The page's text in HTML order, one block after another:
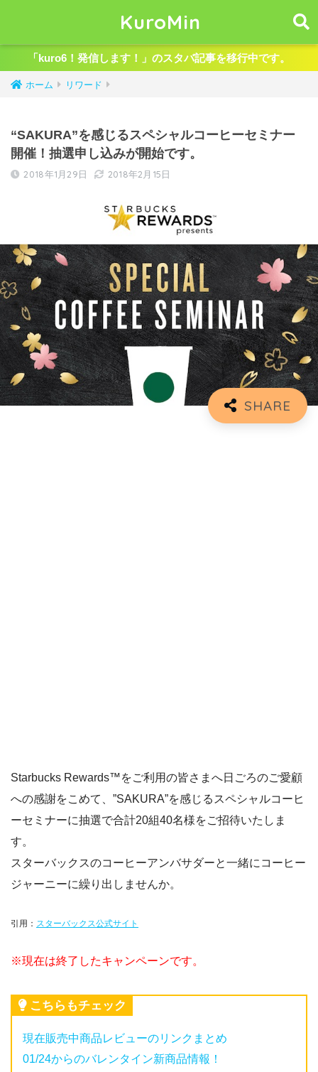
KuroMin
「kuro6！発信します！」のスタバ記事を移行中です。
ホーム リワード
“SAKURA”を感じるスペシャルコーヒーセミナー
開催！抽選申し込みが開始です。
2018年1月29日 2018年2月15日
Starbucks Rewards™をご利用の皆さまへ日ごろのご愛顧
への感謝をこめて、”SAKURA”を感じるスペシャルコーヒ
ーセミナーに抽選で合計20組40名様をご招待いたしま
す。
スターバックスのコーヒーアンバサダーと一緒にコーヒー
ジャーニーに繰り出しませんか。
引用： スターバックス公式サイト
※現在は終了したキャンペーンです。
こちらもチェック
現在販売中商品レビューのリンクまとめ
01/24からのバレンタイン新商品情報！